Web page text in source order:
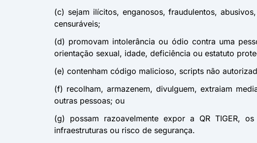
(c) sejam ilícitos, enganosos, fraudulentos,
censuráveis;
(d) promovam intolerância ou ódio contra uma
orientação sexual, idade, deficiência ou estatuto
(e) contenham código malicioso, scripts não
(f) recolham, armazenem, divulguem, extraiam
outras pessoas; ou
(g) possam razoavelmente expor a QR TIGER,
infraestruturas ou risco de segurança.